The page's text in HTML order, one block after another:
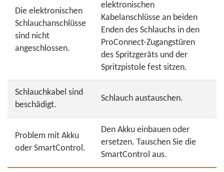
Die elektronischen
Schlauchanschlüsse
sind nicht
angeschlossen.
elektronischen
Kabelanschlüsse an beiden
Enden des Schlauchs in den
ProConnect-Zugangstüren
des Spritzgeräts und der
Spritzpistole fest sitzen.
Schlauchkabel sind
beschädigt.
Schlauch austauschen.
Problem mit Akku
oder SmartControl.
Den Akku einbauen oder
ersetzen. Tauschen Sie die
SmartControl aus.